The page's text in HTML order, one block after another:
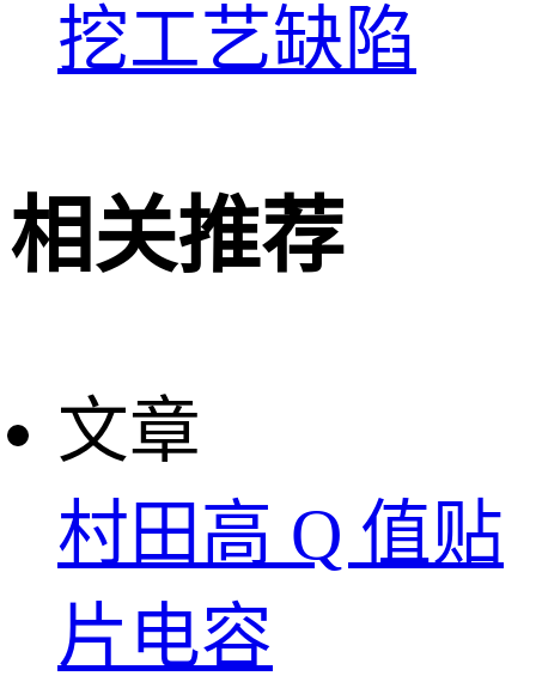
挖工艺缺陷
相关推荐
文章
村田高 Q 值贴
片电容